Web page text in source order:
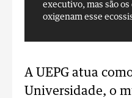
executivo, mas são
oxigenam esse
A UEPG atua
Universidade, o